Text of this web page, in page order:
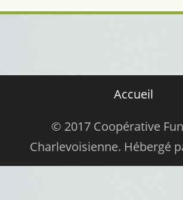
Accueil
© 2017 Coopérative
Charlevoisienne. Hébergé